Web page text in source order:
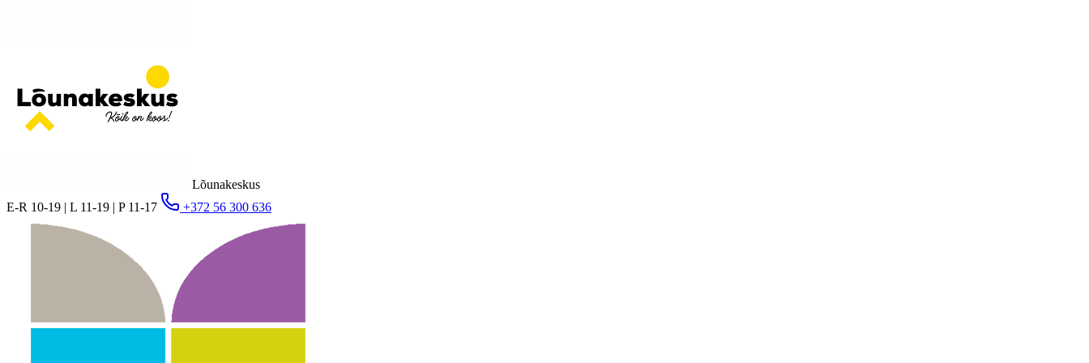
Lõunakeskus
E-R 10-19 | L 11-19 | P 11-17
+372 56 300 636